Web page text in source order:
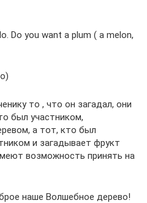
Do you want a plum ( a melon,
то , что он загадал, они
был участником,
а тот, кто был
и загадывает фрукт
возможность принять на
наше Волшебное дерево!